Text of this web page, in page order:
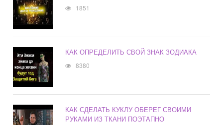
1851
КАК ОПРЕДЕЛИТЬ СВОЙ ЗНАК ЗОДИАКА
8380
КАК СДЕЛАТЬ КУКЛУ ОБЕРЕГ СВОИМИ
РУКАМИ ИЗ ТКАНИ ПОЭТАПНО